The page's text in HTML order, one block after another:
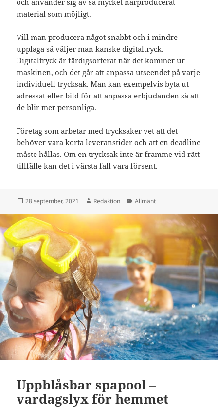
och använder sig av så mycket närproducerat
material som möjligt.
Vill man producera något snabbt och i mindre
upplaga så väljer man kanske digitaltryck.
Digitaltryck är färdigsorterat när det kommer ur
maskinen, och det går att anpassa utseendet på varje
individuell trycksak. Man kan exempelvis byta ut
adressat eller bild för att anpassa erbjudanden så att
de blir mer personliga.
Företag som arbetar med trycksaker vet att det
behöver vara korta leveranstider och att en deadline
måste hållas. Om en trycksak inte är framme vid rätt
tillfälle kan det i värsta fall vara försent.
Postat
28 september, 2021 Författare
Redaktion Kategorier
Allmänt
Uppblåsbar spapool –
vardagslyx för hemmet